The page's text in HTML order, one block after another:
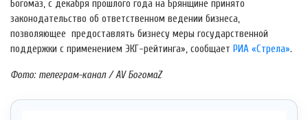
Богомаз, с декабря прошлого года на Брянщине принято
законодательство об ответственном ведении бизнеса,
позволяющее предоставлять бизнесу меры государственной
поддержки с применением ЭКГ-рейтинга», сообщает РИА «Стрела».
Фото: телеграм-канал / AV БогомаZ